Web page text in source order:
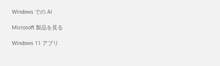
Windows での AI
Microsoft 製品を見る
Windows 11 アプリ